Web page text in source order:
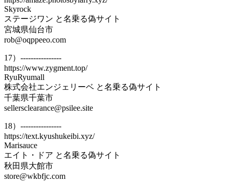
Skyrock
ステージワン と名乗る偽サイト
宮城県仙台市
rob@oqppeeo.com
17）----------------
https://www.zygment.top/
RyuRyumall
株式会社エンジェリーベ と名乗る偽サイト
千葉県千葉市
sellersclearance@psilee.site
18）----------------
https://text.kyushukeibi.xyz/
Marisauce
エイト・ドア と名乗る偽サイト
秋田県大館市
store@wkbfjc.com